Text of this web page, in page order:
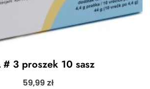
# 3 proszek 10 sasz
59,99 zł